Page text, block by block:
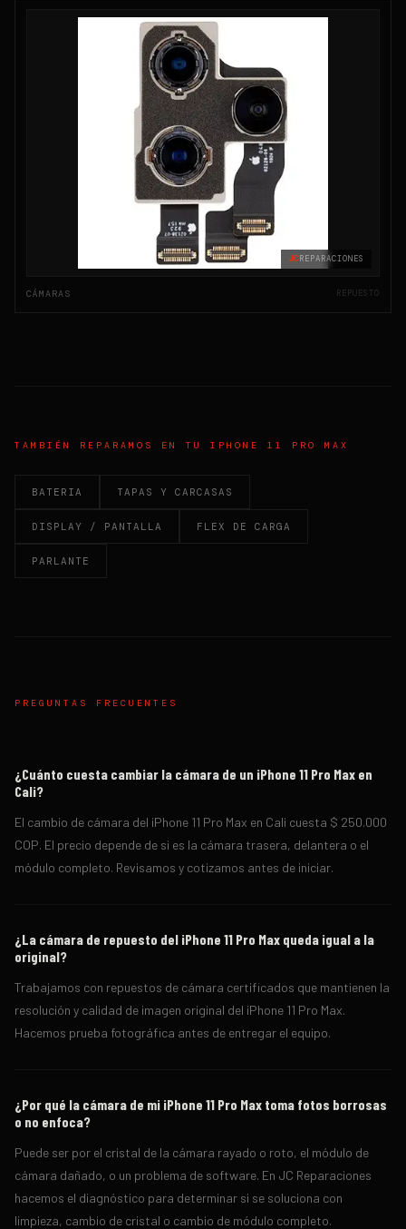
JCREPARACIONES
CÁMARAS REPUESTO
TAMBIÉN REPARAMOS EN TU IPHONE 11 PRO MAX
BATERIA TAPAS Y CARCASAS
DISPLAY / PANTALLA FLEX DE CARGA
PARLANTE
PREGUNTAS FRECUENTES
¿Cuánto cuesta cambiar la cámara de un iPhone 11 Pro Max en
Cali?
El cambio de cámara del iPhone 11 Pro Max en Cali cuesta $ 250.000
COP. El precio depende de si es la cámara trasera, delantera o el
módulo completo. Revisamos y cotizamos antes de iniciar.
¿La cámara de repuesto del iPhone 11 Pro Max queda igual a la
original?
Trabajamos con repuestos de cámara certificados que mantienen la
resolución y calidad de imagen original del iPhone 11 Pro Max.
Hacemos prueba fotográfica antes de entregar el equipo.
¿Por qué la cámara de mi iPhone 11 Pro Max toma fotos borrosas
o no enfoca?
Puede ser por el cristal de la cámara rayado o roto, el módulo de
cámara dañado, o un problema de software. En JC Reparaciones
hacemos el diagnóstico para determinar si se soluciona con
limpieza, cambio de cristal o cambio de módulo completo.